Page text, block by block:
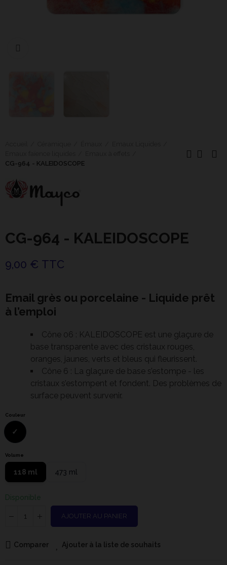
CG-964 - KALEIDOSCOPE
CG-964 - KALEIDOSCOPE
9,00 € TTC
Email grès ou porcelaine - Liquide prêt
à l’emploi
Cône 06 : KALEIDOSCOPE est une glaçure de
base transparente avec des cristaux rouges,
oranges, jaunes, verts et bleus qui fleurissent.
Cône 6 : La glaçure de base s’estompe - les
cristaux s’estompent et fondent. Des problèmes de
surface peuvent survenir.
Couleur
Volume
118 ml 473 ml
Disponible
AJOUTER AU PANIER
Comparer Ajouter à la liste de souhaits